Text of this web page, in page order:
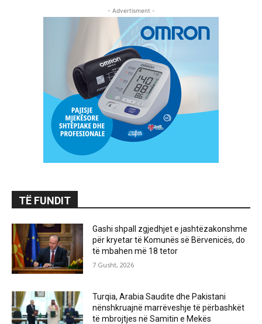
- Advertisment -
TË FUNDIT
Gashi shpall zgjedhjet e jashtëzakonshme
për kryetar të Komunës së Bërvenicës, do
të mbahen më 18 tetor
7 Gusht, 2026
Turqia, Arabia Saudite dhe Pakistani
nënshkruajnë marrëveshje të përbashkët
të mbrojtjes në Samitin e Mekës